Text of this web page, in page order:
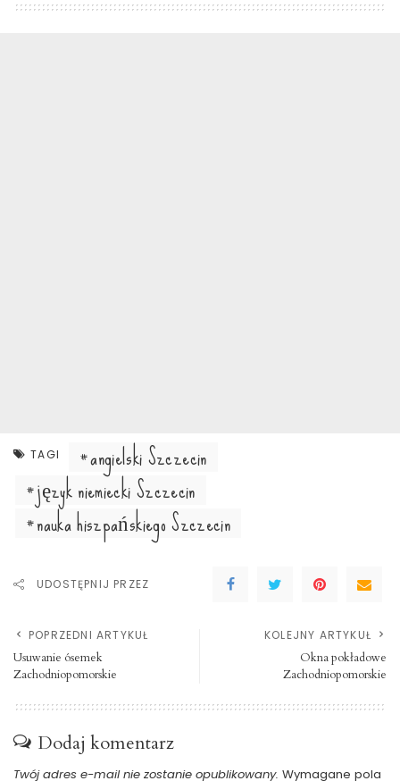
TAGI
angielski Szczecin
język niemiecki Szczecin
nauka hiszpańskiego Szczecin
UDOSTĘPNIJ PRZEZ
POPRZEDNI ARTYKUŁ
Usuwanie ósemek
Zachodniopomorskie
KOLEJNY ARTYKUŁ
Okna pokładowe
Zachodniopomorskie
Dodaj komentarz
Twój adres e-mail nie zostanie opublikowany. Wymagane pola